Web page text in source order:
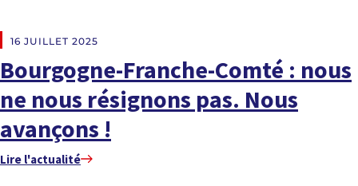
16 JUILLET 2025
Bourgogne-Franche-Comté : nous
ne nous résignons pas. Nous
avançons !
Lire l'actualité